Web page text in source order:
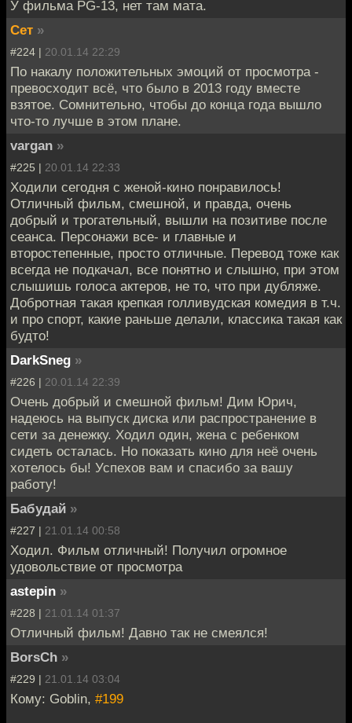
У фильма PG-13, нет там мата.
Сет »
#224 | 20.01.14 22:29
По накалу положительных эмоций от просмотра -
превосходит всё, что было в 2013 году вместе
взятое. Сомнительно, чтобы до конца года вышло
что-то лучше в этом плане.
vargan »
#225 | 20.01.14 22:33
Ходили сегодня с женой-кино понравилось!
Отличный фильм, смешной, и правда, очень
добрый и трогательный, вышли на позитиве после
сеанса. Персонажи все- и главные и
второстепенные, просто отличные. Перевод тоже как
всегда не подкачал, все понятно и слышно, при этом
слышишь голоса актеров, не то, что при дубляже.
Добротная такая крепкая голливудская комедия в т.ч.
и про спорт, какие раньше делали, классика такая как
будто!
DarkSneg »
#226 | 20.01.14 22:39
Очень добрый и смешной фильм! Дим Юрич,
надеюсь на выпуск диска или распространение в
сети за денежку. Ходил один, жена с ребенком
сидеть осталась. Но показать кино для неё очень
хотелось бы! Успехов вам и спасибо за вашу
работу!
Бабудай »
#227 | 21.01.14 00:58
Ходил. Фильм отличный! Получил огромное
удовольствие от просмотра
astepin »
#228 | 21.01.14 01:37
Отличный фильм! Давно так не смеялся!
BorsCh »
#229 | 21.01.14 03:04
Кому: Goblin, #199